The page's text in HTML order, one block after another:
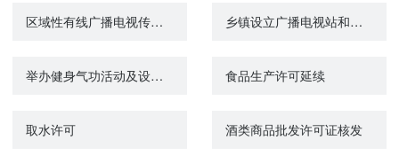
区域性有线广播电视传输覆盖网总体规划、建设方案审核 乡镇设立广播电视站和机关、部队、团体、企业事业单位设立有线广播电视站审批
举办健身气功活动及设立站点审批 食品生产许可延续
取水许可 酒类商品批发许可证核发